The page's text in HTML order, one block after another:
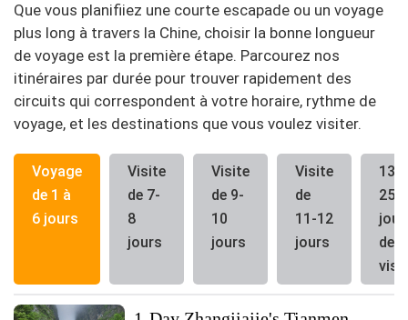
Que vous planifiiez une courte escapade ou un voyage
plus long à travers la Chine, choisir la bonne longueur
de voyage est la première étape. Parcourez nos
itinéraires par durée pour trouver rapidement des
circuits qui correspondent à votre horaire, rythme de
voyage, et les destinations que vous voulez visiter.
Voyage
de 1 à
6 jours
Visite
de 7-
8
jours
Visite
de 9-
10
jours
Visite
de
11-12
jours
13-
25
de